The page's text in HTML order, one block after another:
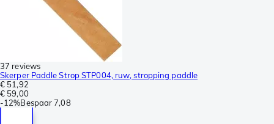
37 reviews
Skerper Paddle Strop STP004, ruw, stropping paddle
€ 51,92
€ 59,00
-12%Bespaar 7,08